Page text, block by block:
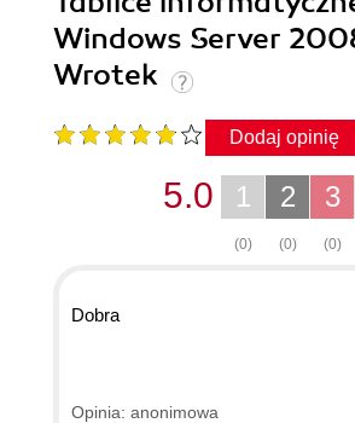
Windows Server
Wrotek
Dodaj opinię
3
(0)
2
(0)
1
(0)
5.0
Dobra
Opinia: anonimowa